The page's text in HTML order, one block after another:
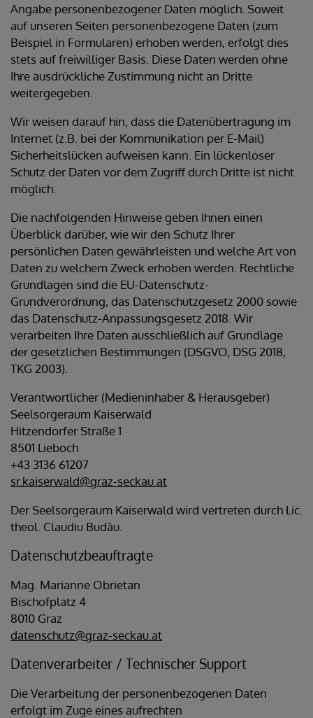
Angabe personenbezogener Daten möglich. Soweit
auf unseren Seiten personenbezogene Daten (zum
Beispiel in Formularen) erhoben werden, erfolgt dies
stets auf freiwilliger Basis. Diese Daten werden ohne
Ihre ausdrückliche Zustimmung nicht an Dritte
weitergegeben.
Wir weisen darauf hin, dass die Datenübertragung im
Internet (z.B. bei der Kommunikation per E-Mail)
Sicherheitslücken aufweisen kann. Ein lückenloser
Schutz der Daten vor dem Zugriff durch Dritte ist nicht
möglich.
Die nachfolgenden Hinweise geben Ihnen einen
Überblick darüber, wie wir den Schutz Ihrer
persönlichen Daten gewährleisten und welche Art von
Daten zu welchem Zweck erhoben werden. Rechtliche
Grundlagen sind die EU-Datenschutz-
Grundverordnung, das Datenschutzgesetz 2000 sowie
das Datenschutz-Anpassungsgesetz 2018. Wir
verarbeiten Ihre Daten ausschließlich auf Grundlage
der gesetzlichen Bestimmungen (DSGVO, DSG 2018,
TKG 2003).
Verantwortlicher (Medieninhaber & Herausgeber)
Seelsorgeraum Kaiserwald
Hitzendorfer Straße 1
8501 Lieboch
+43 3136 61207
sr.kaiserwald@graz-seckau.at
Der Seelsorgeraum Kaiserwald wird vertreten durch Lic.
theol. Claudiu Budău.
Datenschutzbeauftragte
Mag. Marianne Obrietan
Bischofplatz 4
8010 Graz
datenschutz@graz-seckau.at
Datenverarbeiter / Technischer Support
Die Verarbeitung der personenbezogenen Daten
erfolgt im Zuge eines aufrechten